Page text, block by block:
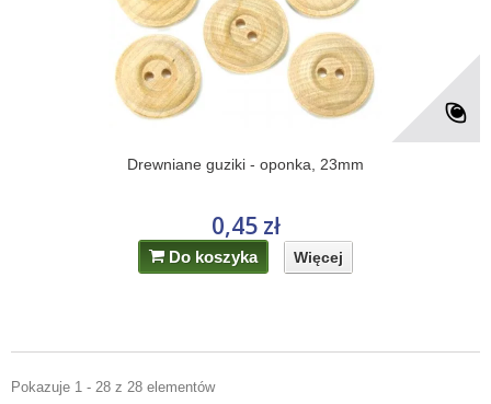
Drewniane guziki - oponka, 23mm
0,45 zł
Do koszyka Więcej
Pokazuje 1 - 28 z 28 elementów